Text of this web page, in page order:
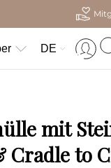
DE
mit
Cradle to